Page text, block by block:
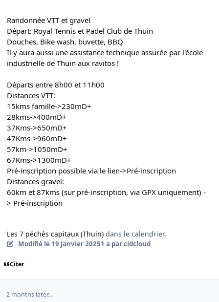
Randonnée VTT et gravel
Départ: Royal Tennis et Padel Club de Thuin
Douches, Bike wash, buvette, BBQ
Il y aura aussi une assistance technique assurée par l'école
industrielle de Thuin aux ravitos !
Départs entre 8h00 et 11h00
Distances VTT:
15kms famille->230mD+
28kms->400mD+
37Kms->650mD+
47Kms->960mD+
57km->1050mD+
67Kms->1300mD+
Pré-inscription possible via le lien->Pré-inscription
Distances gravel:
60km et 87kms (sur pré-inscription, via GPX uniquement) -
> Pré-inscription
Les 7 péchés capitaux (Thuin) dans le calendrier.
Modifié le 19 janvier 20251 a par cidcloud
Citer
2 months later...